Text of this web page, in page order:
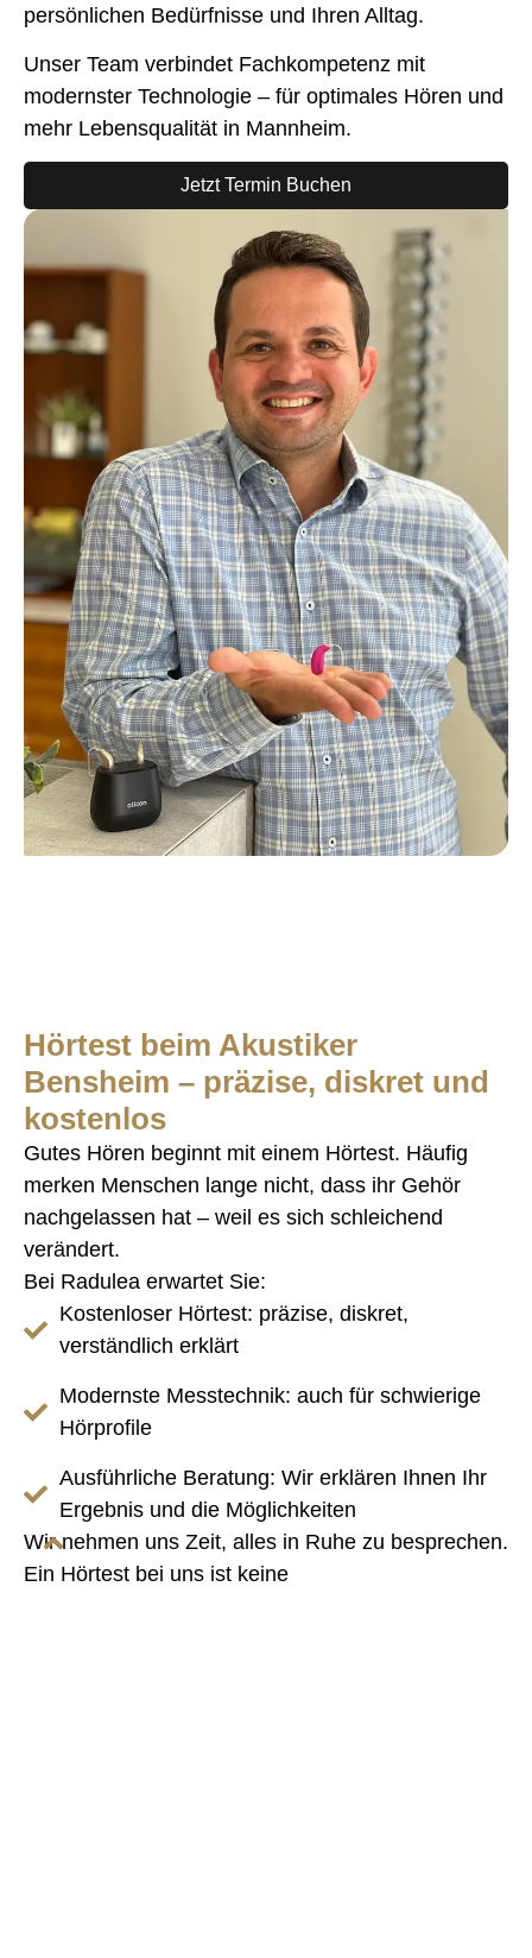
persönlichen Bedürfnisse und Ihren Alltag.
Unser Team verbindet Fachkompetenz mit
modernster Technologie – für optimales Hören und
mehr Lebensqualität in Mannheim.
Jetzt Termin Buchen
Hörtest beim Akustiker
Bensheim – präzise, diskret und
kostenlos
Gutes Hören beginnt mit einem Hörtest. Häufig
merken Menschen lange nicht, dass ihr Gehör
nachgelassen hat – weil es sich schleichend
verändert.
Bei Radulea erwartet Sie:
Kostenloser Hörtest: präzise, diskret,
verständlich erklärt
Modernste Messtechnik: auch für schwierige
Hörprofile
Ausführliche Beratung: Wir erklären Ihnen Ihr
Ergebnis und die Möglichkeiten
Wir nehmen uns Zeit, alles in Ruhe zu besprechen.
Ein Hörtest bei uns ist keine